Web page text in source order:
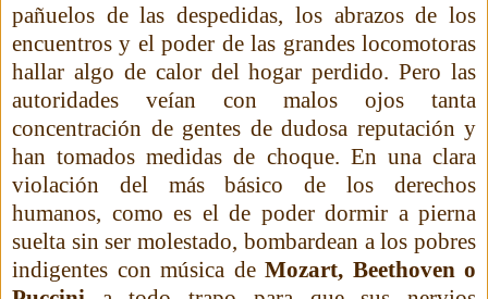
pañuelos de las despedidas, los abrazos de los
encuentros y el poder de las grandes locomotoras
hallar algo de calor del hogar perdido. Pero las
autoridades veían con malos ojos tanta
concentración de gentes de dudosa reputación y
han tomados medidas de choque. En una clara
violación del más básico de los derechos
humanos, como es el de poder dormir a pierna
suelta sin ser molestado, bombardean a los pobres
indigentes con música de Mozart, Beethoven o